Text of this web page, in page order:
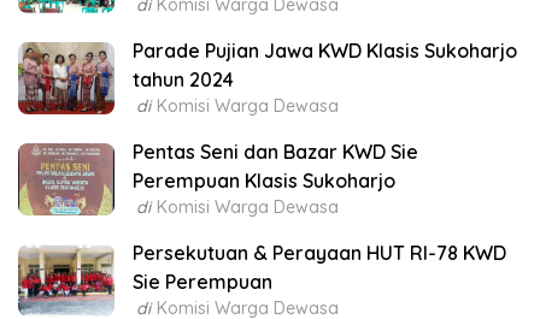
di Komisi Warga Dewasa
Parade Pujian Jawa KWD Klasis Sukoharjo
tahun 2024
di Komisi Warga Dewasa
Pentas Seni dan Bazar KWD Sie
Perempuan Klasis Sukoharjo
di Komisi Warga Dewasa
Persekutuan & Perayaan HUT RI-78 KWD
Sie Perempuan
di Komisi Warga Dewasa